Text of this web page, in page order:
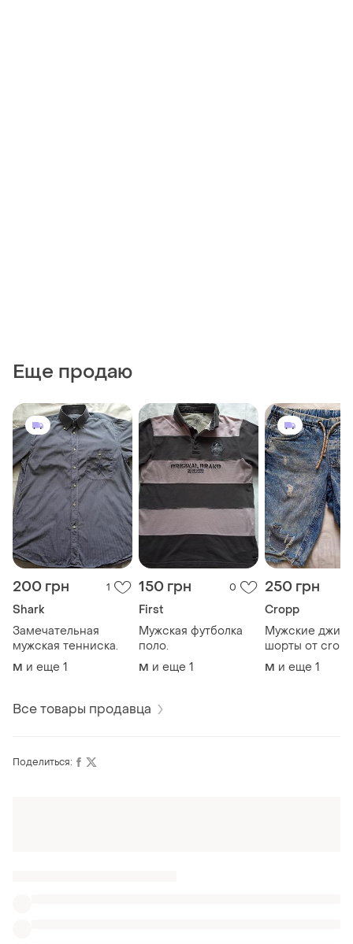
Еще продаю
200 грн 1
Shark
Замечательная
мужская тенниска.
M и еще 1
150 грн 0
First
Мужская футболка
поло.
M и еще 1
250 грн
Cropp
Мужские
шорты от cropp
M и еще 1
Все товары продавца
Поделиться: